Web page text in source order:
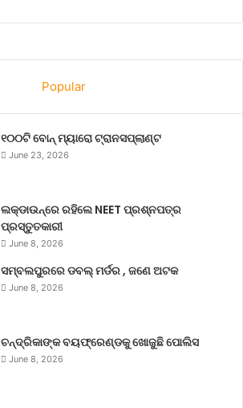
Popular
୧୦୦ଟି ବୋନ୍ ମ୍ୟାରୋ ଟ୍ରାନସପ୍ଲାଣ୍ଟ
June 23, 2026
ଲକ୍‌ଡାଉନ୍‌ରେ ରହିଲେ NEET ପ୍ରଶ୍ନପତ୍ର
ପ୍ରସ୍ତୁତକାରୀ
June 8, 2026
ସମ୍ବଲପୁରରେ ଡବଲ୍ ମର୍ଡର , ଜଣେ ଅଟକ
June 8, 2026
ଚନ୍ଦ୍ରିକାଙ୍କ ବୟଫ୍ରେଣ୍ଡକୁ ଖୋଜୁଛି ପୋଲିସ
June 8, 2026